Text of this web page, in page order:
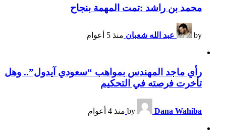
محمد بن راشد :تمت المهمة بنجاح
by عبد الله شعبان منذ 5 أعوام
رأي ماجد المهندس بمواهب “سعودي آيدول”.. وهل
تأخرت فرصته في التحكيم
by Dana Wahiba منذ 4 أعوام